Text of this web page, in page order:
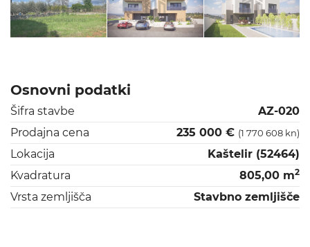
Osnovni podatki
Šifra stavbe
AZ-020
Prodajna cena
235 000 € (1 770 608 kn)
Lokacija
Kaštelir (52464)
Kvadratura
805,00 m2
Vrsta zemljišča Stavbno zemljišče